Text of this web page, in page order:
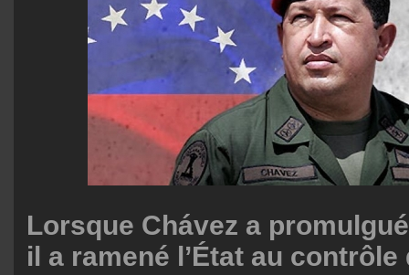
Lorsque Chávez a
il a ramené l’État au contrôle